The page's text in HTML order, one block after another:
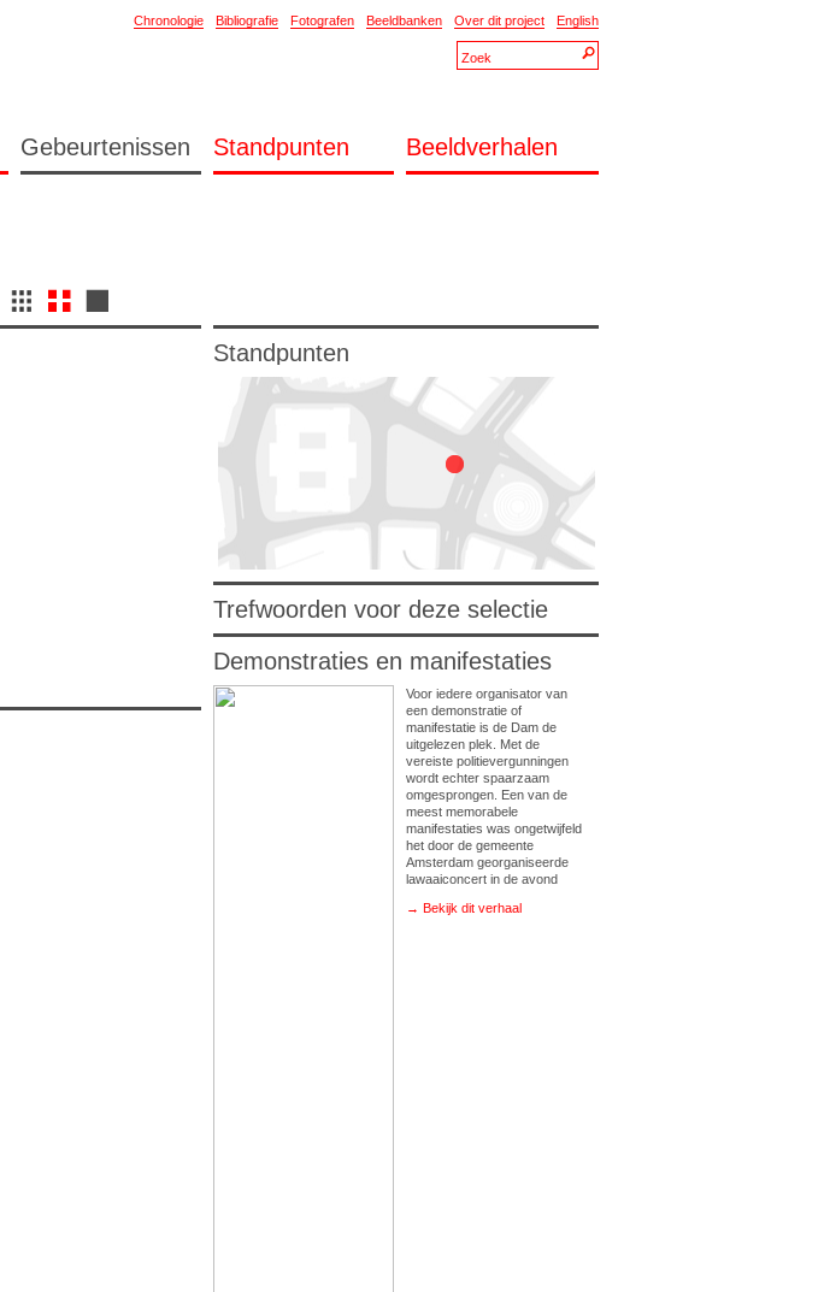
Chronologie Bibliografie Fotografen Beeldbanken Over dit project English
Gebeurtenissen Standpunten Beeldverhalen
Standpunten
Trefwoorden voor deze selectie
Demonstraties en manifestaties
Voor iedere organisator van
een demonstratie of
manifestatie is de Dam de
uitgelezen plek. Met de
vereiste politievergunningen
wordt echter spaarzaam
omgesprongen. Een van de
meest memorabele
manifestaties was ongetwijfeld
het door de gemeente
Amsterdam georganiseerde
lawaaiconcert in de avond
→ Bekijk dit verhaal